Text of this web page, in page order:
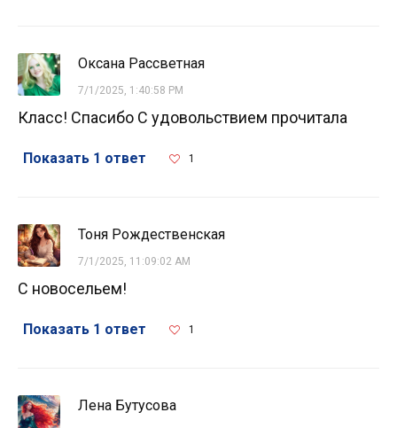
Оксана Рассветная
7/1/2025, 1:40:58 PM
Класс! Спасибо С удовольствием прочитала
Показать 1 ответ 1
Тоня Рождественская
7/1/2025, 11:09:02 AM
С новосельем!
Показать 1 ответ 1
Лена Бутусова